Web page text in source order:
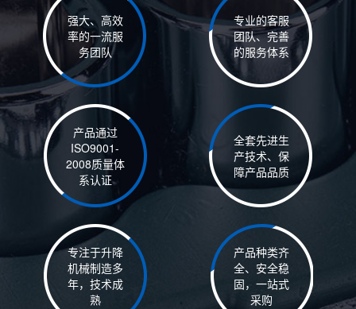
强大、高效
率的一流服
务团队
专业的客服
团队、完善
的服务体系
产品通过
ISO9001-
2008质量体
系认证
全套先进生
产技术、保
障产品品质
专注于升降
机械制造多
年，技术成
熟
产品种类齐
全、安全稳
固，一站式
采购